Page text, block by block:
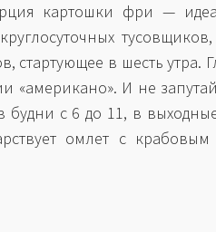
картошки фри —
стартующее в шесть утра.
«американо». И не
с 6 до 11, в
омлет с